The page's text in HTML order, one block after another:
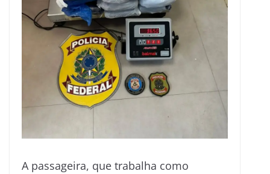
A passageira, que trabalha como